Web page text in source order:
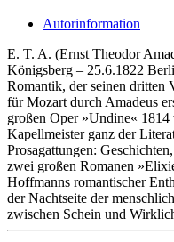
Autorinformation
E. T. A. (Ernst Theodor
Königsberg – 25.6.1822
Romantik, der seinen dritten
für Mozart durch Amadeus
großen Oper »Undine«
Kapellmeister ganz der
Prosagattungen:
zwei großen Romanen
Hoffmanns romantischer
der Nachtseite der
zwischen Schein und